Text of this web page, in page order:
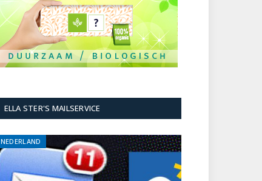
ELLA STER'S MAILSERVICE
NEDERLAND